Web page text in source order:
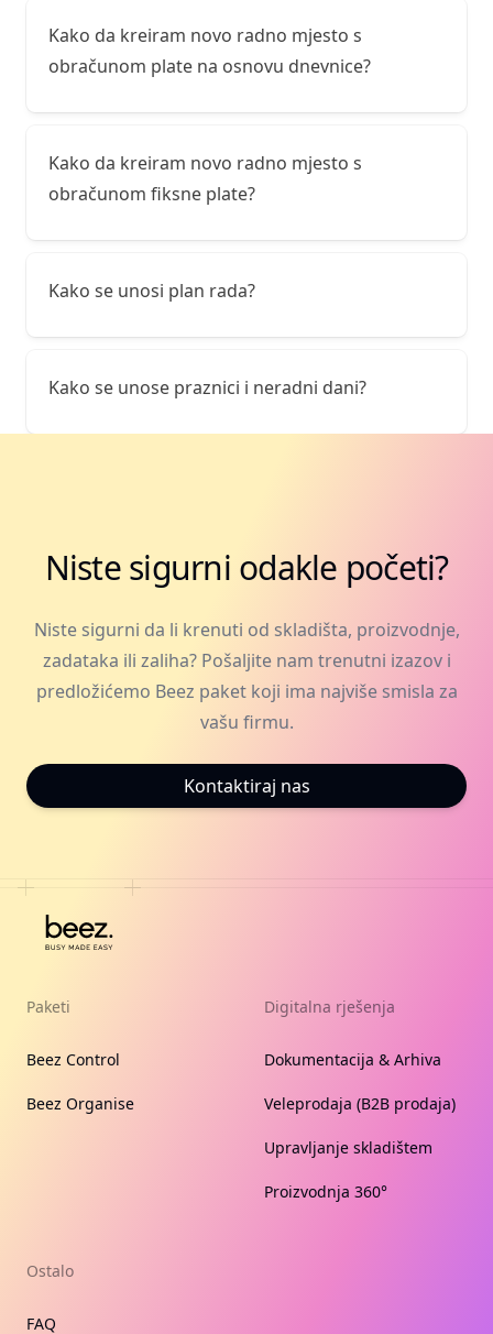
Kako da kreiram novo radno mjesto s
obračunom plate na osnovu dnevnice?
Kako da kreiram novo radno mjesto s
obračunom fiksne plate?
Kako se unosi plan rada?
Kako se unose praznici i neradni dani?
Niste sigurni odakle početi?
Niste sigurni da li krenuti od skladišta, proizvodnje,
zadataka ili zaliha? Pošaljite nam trenutni izazov i
predložićemo Beez paket koji ima najviše smisla za
vašu firmu.
Kontaktiraj nas
Paketi
Beez Control
Beez Organise
Digitalna rješenja
Dokumentacija & Arhiva
Veleprodaja (B2B prodaja)
Upravljanje skladištem
Proizvodnja 360°
Ostalo
FAQ